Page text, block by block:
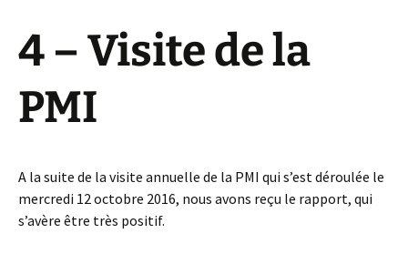
4 – Visite de la
PMI
A la suite de la visite annuelle de la PMI qui s’est déroulée le
mercredi 12 octobre 2016, nous avons reçu le rapport, qui
s’avère être très positif.